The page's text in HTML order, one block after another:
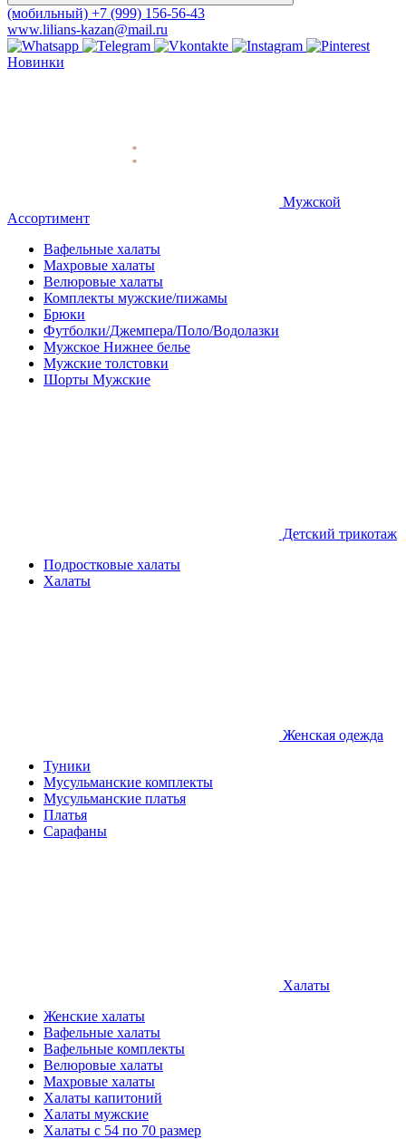
(мобильный) +7 (999) 156-56-43
www.lilians-kazan@mail.ru
Новинки
Мужской
Ассортимент
Вафельные халаты
Махровые халаты
Велюровые халаты
Комплекты мужские/пижамы
Брюки
Футболки/Джемпера/Поло/Водолазки
Мужское Нижнее белье
Мужские толстовки
Шорты Мужские
Детcкий трикотаж
Подростковые халаты
Халаты
Женская одежда
Туники
Мусульманские комплекты
Мусульманские платья
Платья
Сарафаны
Халаты
Женские халаты
Вафельные халаты
Вафельные комплекты
Велюровые халаты
Махровые халаты
Халаты капитоний
Халаты мужские
Халаты с 54 по 70 размер